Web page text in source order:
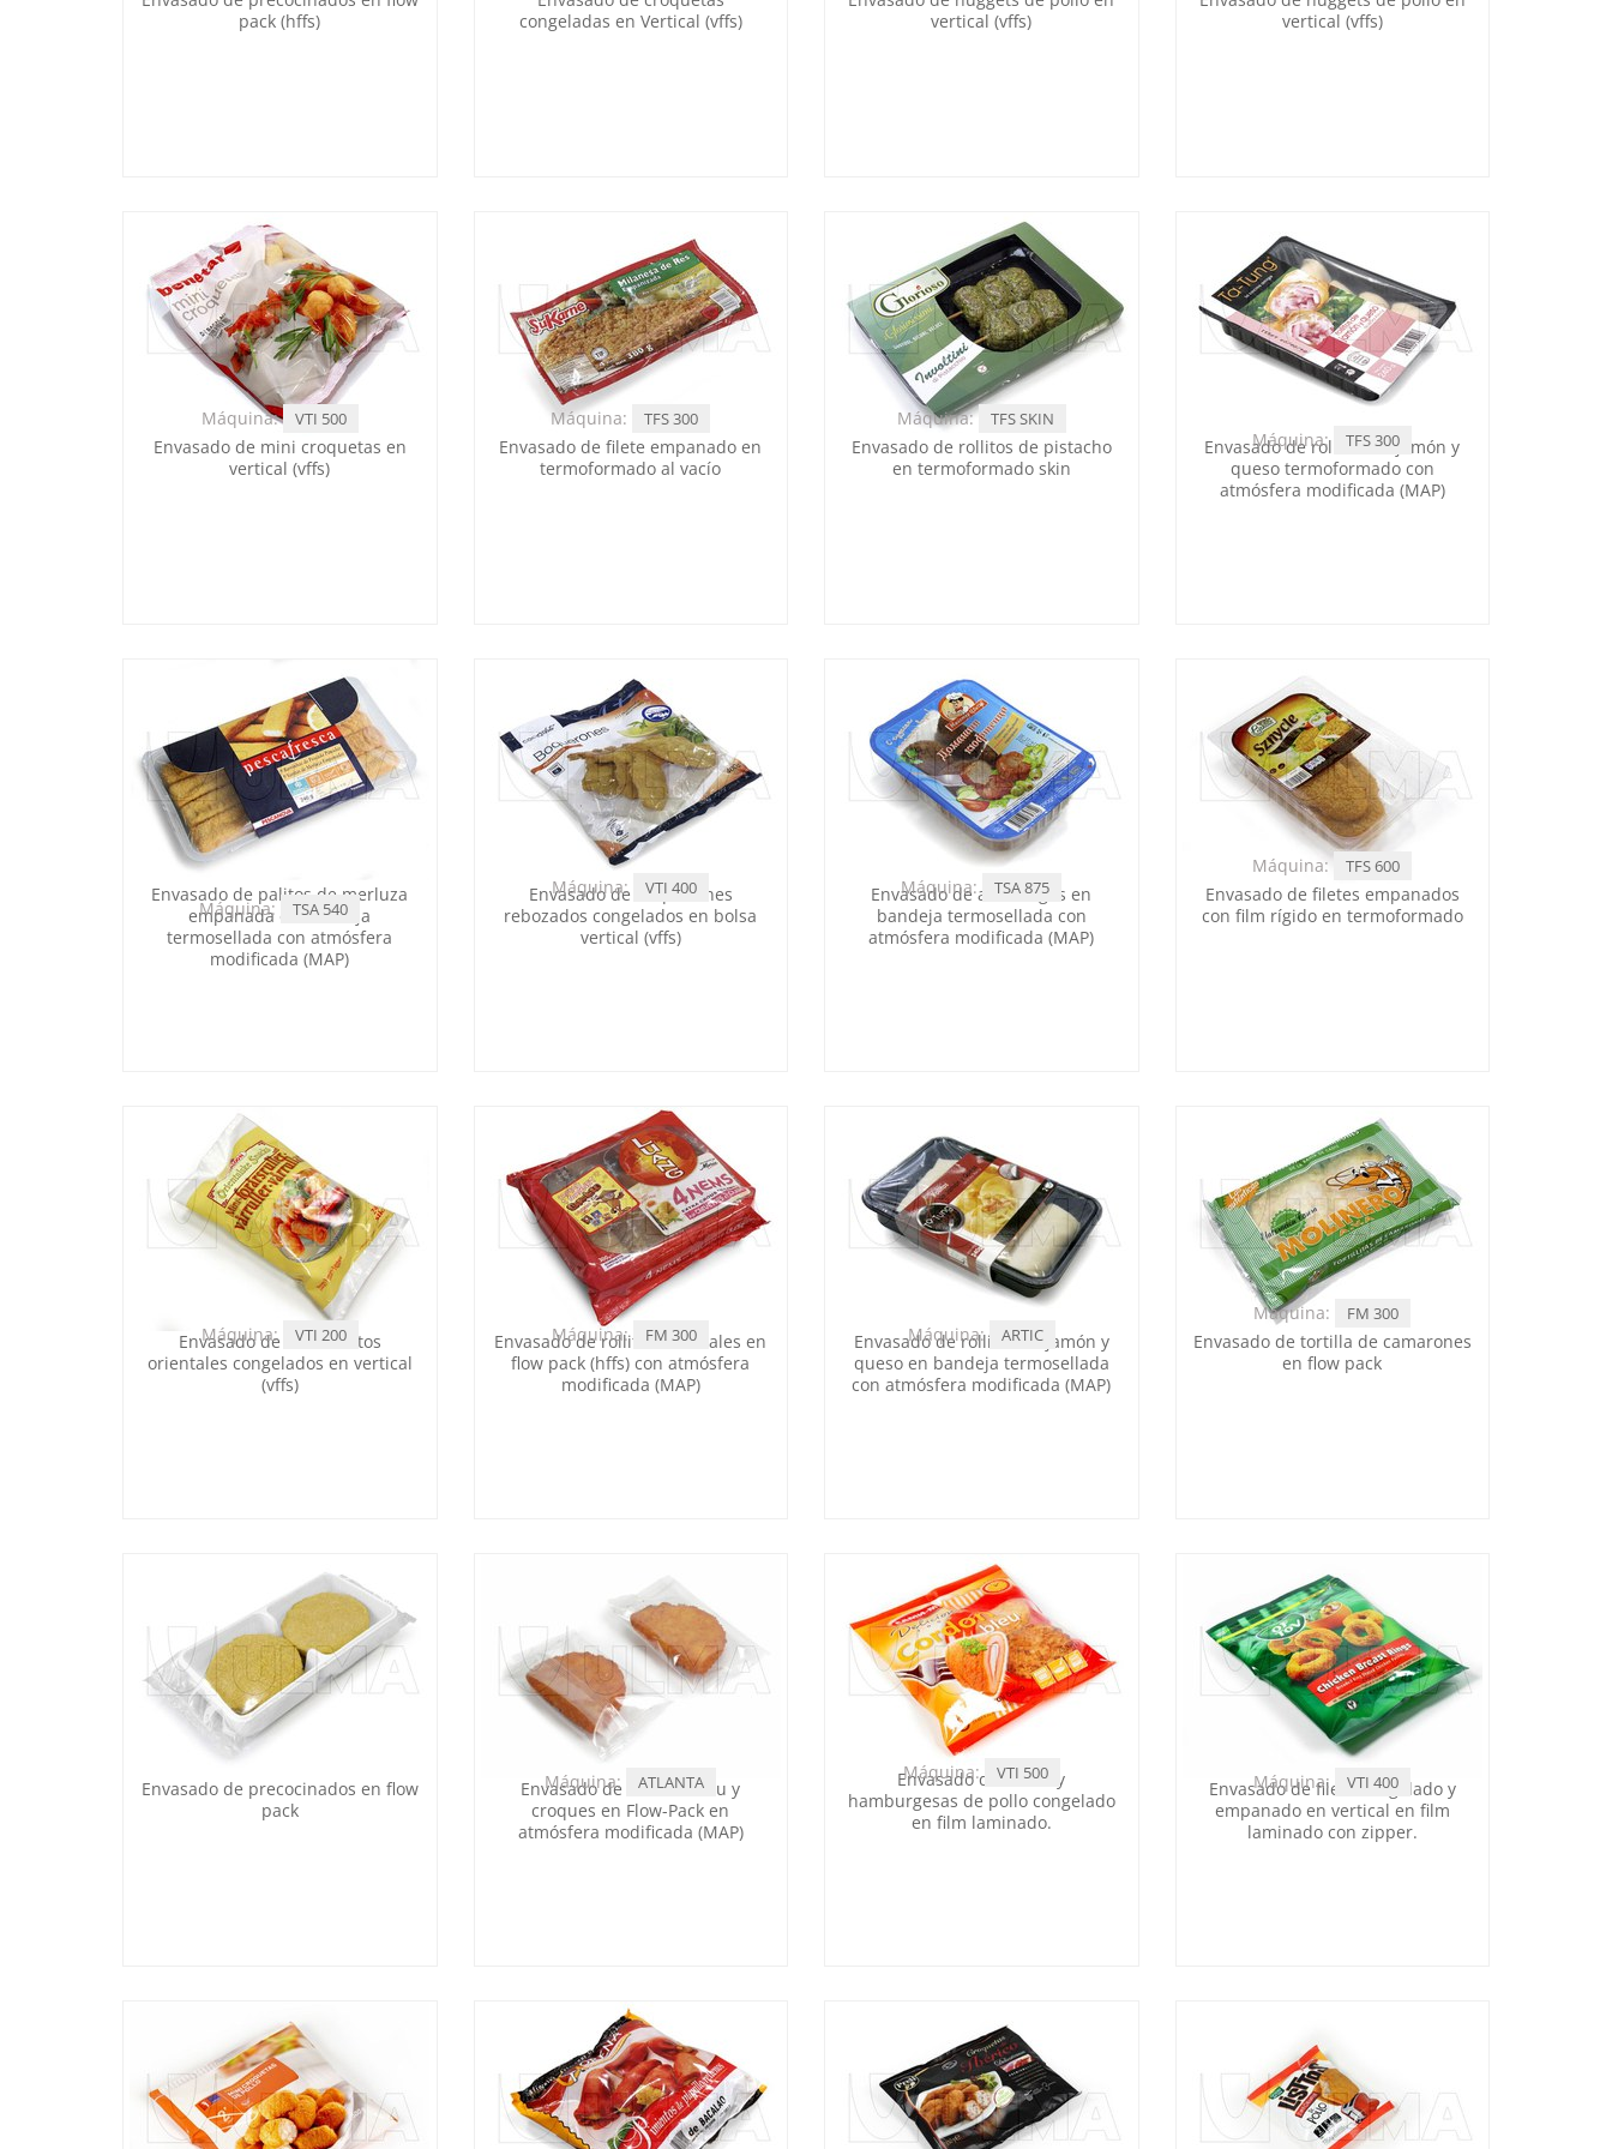
pack (hffs)
congeladas en Vertical (vffs)
vertical (vffs)
vertical (vffs)
Envasado de mini croquetas en
vertical (vffs)
Máquina: VTI 500
Envasado de filete empanado en
termoformado al vacío
Máquina: TFS 300
Envasado de rollitos de pistacho
en termoformado skin
Máquina: TFS SKIN
Envasado de rollitos de jamón y
queso termoformado con
atmósfera modificada (MAP)
Máquina: TFS 300
Envasado de palitos de merluza
empanada en bandeja
termosellada con atmósfera
modificada (MAP)
Máquina: TSA 540
Envasado de boquerones
rebozados congelados en bolsa
vertical (vffs)
Máquina: VTI 400
Envasado de albóndigas en
bandeja termosellada con
atmósfera modificada (MAP)
Máquina: TSA 875
Envasado de filetes empanados
con film rígido en termoformado
Máquina: TFS 600
Envasado de mini rollitos
orientales congelados en vertical
(vffs)
Máquina: VTI 200
Envasado de rollitos orientales en
flow pack (hffs) con atmósfera
modificada (MAP)
Máquina: FM 300
Envasado de rollitos de jamón y
queso en bandeja termosellada
con atmósfera modificada (MAP)
Máquina: ARTIC
Envasado de tortilla de camarones
en flow pack
Máquina: FM 300
Envasado de precocinados en flow
pack
Envasado de Cordon Bleu y
croques en Flow-Pack en
atmósfera modificada (MAP)
Máquina: ATLANTA
Envasado de filetes y
hamburgesas de pollo congelado
en film laminado.
Máquina: VTI 500
Envasado de filete congelado y
empanado en vertical en film
laminado con zipper.
Máquina: VTI 400